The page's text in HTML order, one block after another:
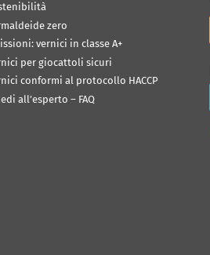
zero
vernici in classe A+
per giocattoli sicuri
conformi al protocollo HACCP
all’esperto – FAQ